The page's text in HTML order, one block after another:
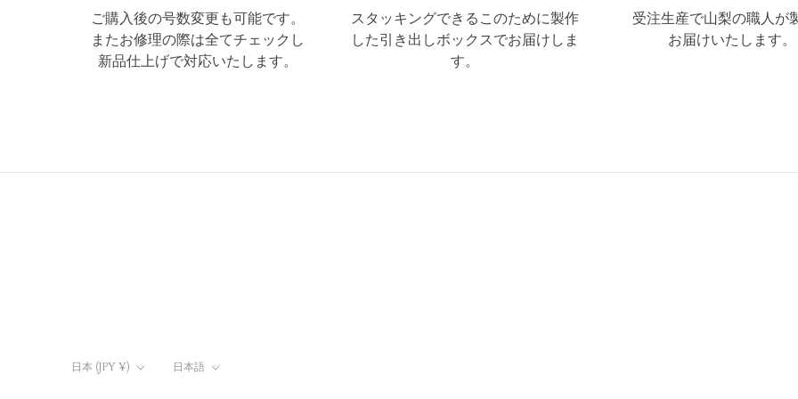
ご購入後の号数変更も可能です。
またお修理の際は全てチェックし
新品仕上げで対応いたします。
スタッキングできるこのために製作
した引き出しボックスでお届けしま
す。
受注生産で山梨の職人が
お届けいたします。
国/
日本 (JPY ¥)
言
日本語